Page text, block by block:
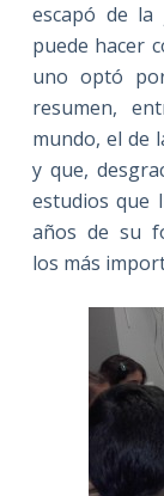
escapó de la
puede hacer
uno optó
resumen,
mundo, el de
y que,
estudios que
años de su
los más